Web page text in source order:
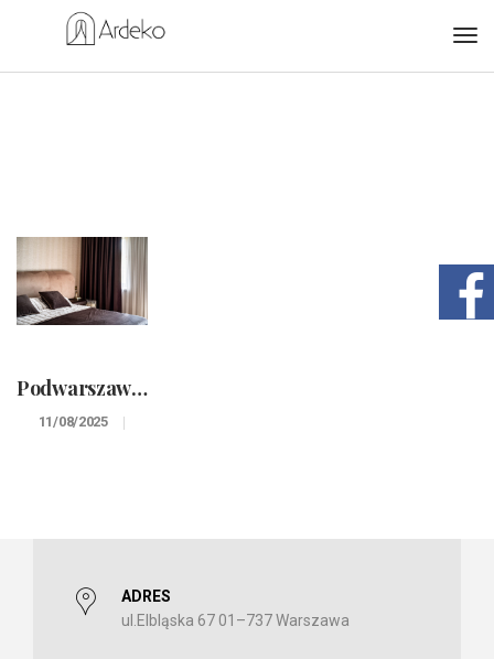
Podwarszawska rezydencja.
11/08/2025
ADRES
ul.Elbląska 67 01–737 Warszawa